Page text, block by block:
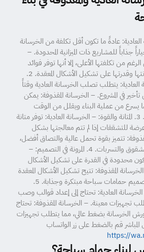
العادية: عادةً ما تكون أقل تكلفة من الخرسانة
جذاباً للمشاريع ذات الميزانية المحدودة. –
من تكلفتها الأعلى، إلا أنها توفر فوائد
طويلة الأمد بفضل متانتها وقدرتها على تشكيل الأشكال المعقدة. 2.
العادية: يتطلب تصلب الخرسانة العادية وقتاً
في المشروع. – الخرسانة المقذوفة: يمكن
يسرع من عملية البناء ويقلل من الوقت
المستغرق لإنهاء المشروع. 3. المتانة والقوة: – الخرسانة العادية: توفر متانة
للتشققات إذا لم تتم معالجتها بشكل
تتميز بقوة تحمل عالية والتصاق أفضل،
مما يقلل من مخاطر الشقوق والتسربات. 4. المرونة في التصميم: –
محدودة في القدرة على تشكيل الأشكال
المقذوفة: تتيح تشكيل الأشكال المعقدة
بسهولة، مما يسمح بتصميم حمامات سباحة مبتكرة وجذابة. 5.
العادية: تحتاج إلى إعداد قوالب وصب
تجهيزات معينة. – الخرسانة المقذوفة: تحتاج
الخرسانة بضغط عالي، مما يتطلب تجهيزات
قم بالضغط على زر الواتساب
https://